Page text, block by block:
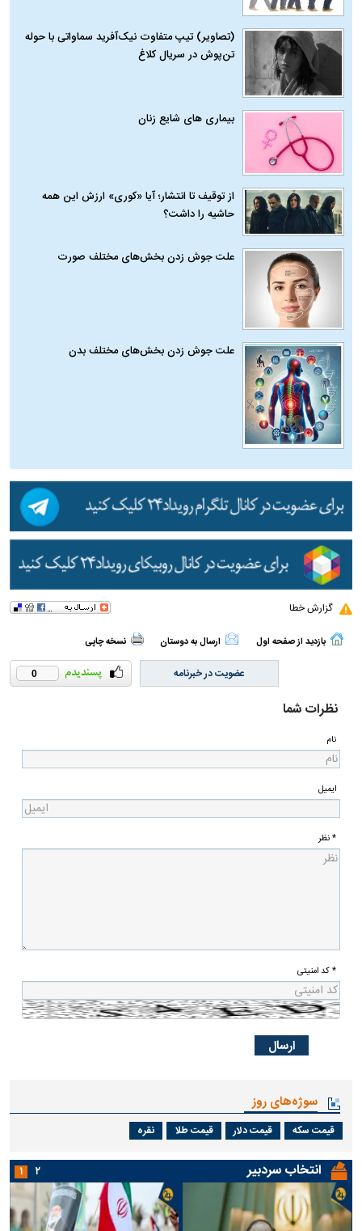
(تصاویر) تیپ متفاوت نیک‌آفرید سماواتی با حوله
تن‌پوش در سریال کلاغ
بیماری‌ های شایع زنان
از توقیف تا انتشار؛ آیا «کوری» ارزش این همه
حاشیه را داشت؟
علت جوش زدن بخش‌های مختلف صورت
علت جوش زدن بخش‌های مختلف بدن
گزارش خطا
بازدید از صفحه اول ارسال به دوستان نسخه چاپی
0 عضویت در خبرنامه
نظرات شما
نام
ایمیل
* نظر
* کد امنیتی
سوژه‌های روز
قیمت سکه قیمت دلار قیمت طلا نقره
انتخاب سردبیر ۱ ۲